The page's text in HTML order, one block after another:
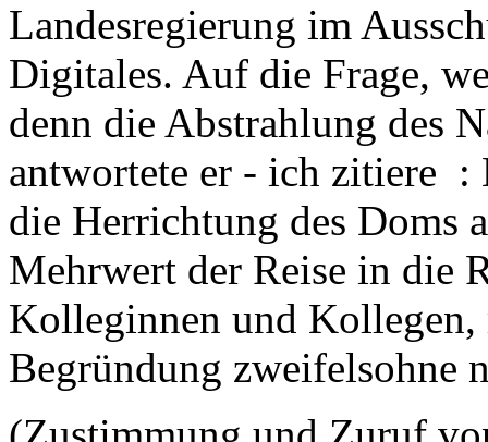
Landesregierung im
Digitales. Auf die Frage,
denn die Abstrahlung des
antwortete er - ich zitiere :
die Herrichtung des Doms
Mehrwert der Reise in die
Kolleginnen und Kollegen,
Begründung zweifelsohne